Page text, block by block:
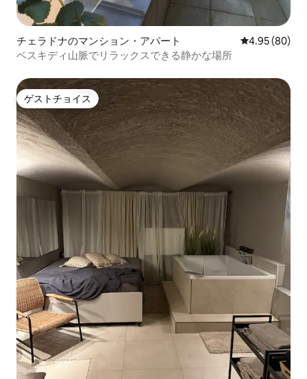
チェラドナのマンション・アパート レビュー80
4.95 (80)
ベスキディ山脈でリラックスできる静かな場所
ゲストチョイス
ゲストチョイス